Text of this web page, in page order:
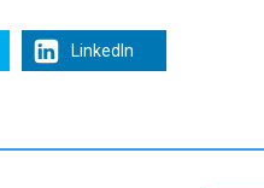
LinkedIn